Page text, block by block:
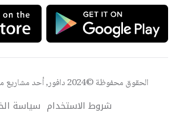
الحقوق محفوظة ©2024 دافور, أحد مشاريع مجموعة
شروط الاستخدام سياسة